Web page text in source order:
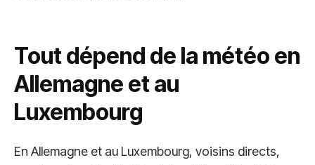
Tout dépend de la météo en
Allemagne et au
Luxembourg
En Allemagne et au Luxembourg, voisins directs,